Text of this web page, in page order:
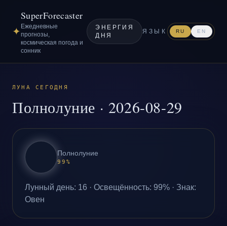
✦
SuperForecaster
Ежедневные
прогнозы,
космическая погода и
сонник
ЭНЕРГИЯ
ДНЯ
ЯЗЫК RU EN
ЛУНА СЕГОДНЯ
Полнолуние · 2026-08-29
Полнолуние
99%
Лунный день: 16 · Освещённость: 99% · Знак:
Овен